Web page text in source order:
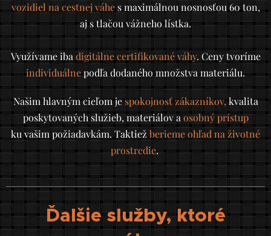
vozidiel na cestnej váhes maximálnou nosnosťou 60 ton,
aj s tlačou vážneho lístka.
Využívame ibadigitálne certifikované váhy. Ceny tvoríme
individuálnepodľa dodaného množstva materiálu.
Našim hlavným cieľom jespokojnosť zákazníkov,kvalita
poskytovaných služieb, materiálov aosobný prístup
ku vašim požiadavkám. Taktiež berieme ohľad na životné
prostredie.
Ďalšie služby, ktoré